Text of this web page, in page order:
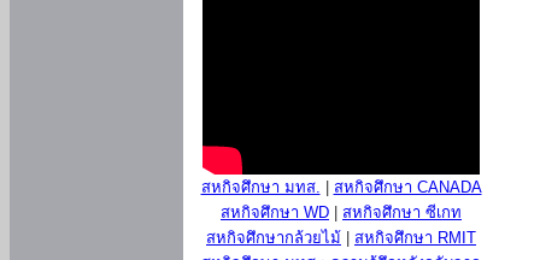
สหกิจศึกษา มทส.
สหกิจศึกษา CANADA
สหกิจศึกษา WD
สหกิจศึกษา ซีเกท
สหกิจศึกษากล้วยไม้
สหกิจศึกษา RMIT